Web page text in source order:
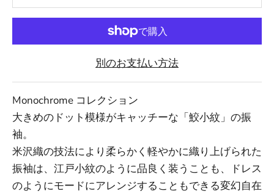
別のお支払い方法
Monochrome コレクション
大きめのドット模様がキャッチーな「鮫小紋」の振
袖。
米沢織の技法により柔らかく軽やかに織り上げられた
振袖は、江戸小紋のように品良く装うことも、ドレス
のようにモードにアレンジすることもできる変幻自在